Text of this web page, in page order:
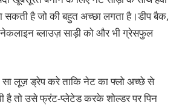
सकती है जो की बहुत अच्छा लगता है।डीप बैक,
नेकलाइन ब्लाउज़ साड़ी को और भी ग्रेसफुल
सा लूज़ ड्रेप करे ताकि नेट का फ्लो अच्छे से
है तो उसे फ्रंट-प्लेटेड करके शोल्डर पर पिन